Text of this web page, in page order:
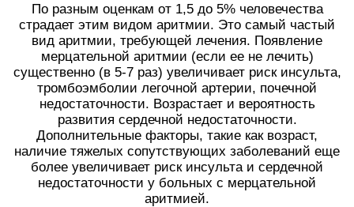
По разным оценкам от 1,5 до 5% человечества
страдает этим видом аритмии. Это самый частый
вид аритмии, требующей лечения. Появление
мерцательной аритмии (если ее не лечить)
существенно (в 5-7 раз) увеличивает риск инсульта,
тромбоэмболии легочной артерии, почечной
недостаточности. Возрастает и вероятность
развития сердечной недостаточности.
Дополнительные факторы, такие как возраст,
наличие тяжелых сопутствующих заболеваний еще
более увеличивает риск инсульта и сердечной
недостаточности у больных с мерцательной
аритмией.